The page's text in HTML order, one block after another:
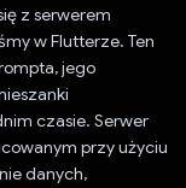
z serwerem
w Flutterze. Ten
jego
czasie. Serwer
przy użyciu
danych,